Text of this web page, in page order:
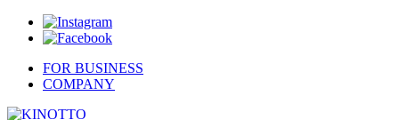
FOR BUSINESS
COMPANY